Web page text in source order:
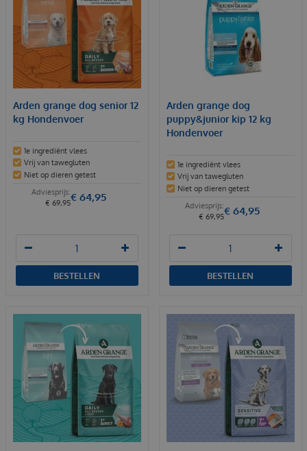
Arden grange dog senior 12
kg Hondenvoer
1e ingrediënt vlees
Vrij van tawegluten
Niet op dieren getest
€ 69,95€ 64,95
BESTELLEN
Arden grange dog
puppy&junior kip 12 kg
Hondenvoer
1e ingrediënt vlees
Vrij van tawegluten
Niet op dieren getest
€ 69,95€ 64,95
BESTELLEN